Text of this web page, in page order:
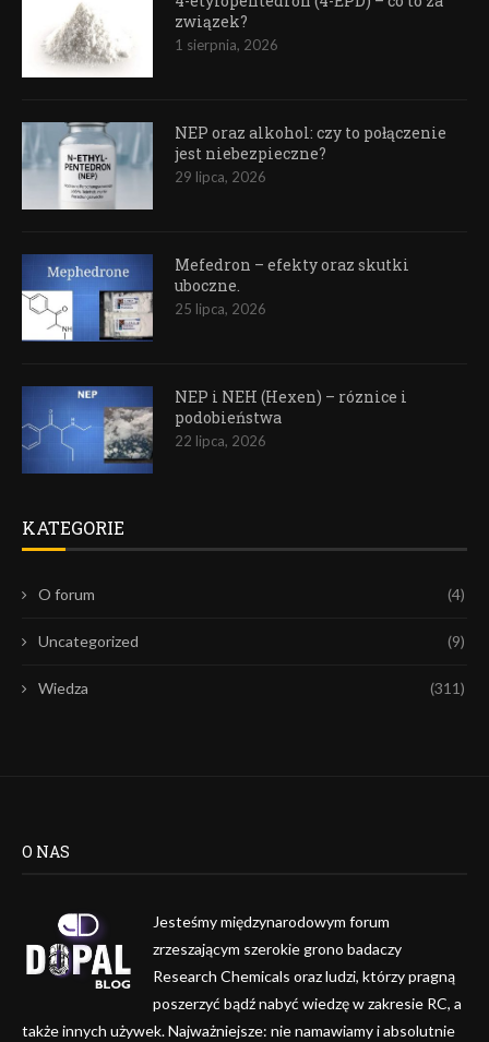
związek?
1 sierpnia, 2026
NEP oraz alkohol: czy to połączenie
jest niebezpieczne?
29 lipca, 2026
Mefedron – efekty oraz skutki
uboczne.
25 lipca, 2026
NEP i NEH (Hexen) – róznice i
podobieństwa
22 lipca, 2026
KATEGORIE
O forum (4)
Uncategorized (9)
Wiedza (311)
O NAS
Jesteśmy międzynarodowym forum
zrzeszającym szerokie grono badaczy
Research Chemicals oraz ludzi, którzy pragną
poszerzyć bądź nabyć wiedzę w zakresie RC, a
także innych używek. Najważniejsze: nie namawiamy i absolutnie